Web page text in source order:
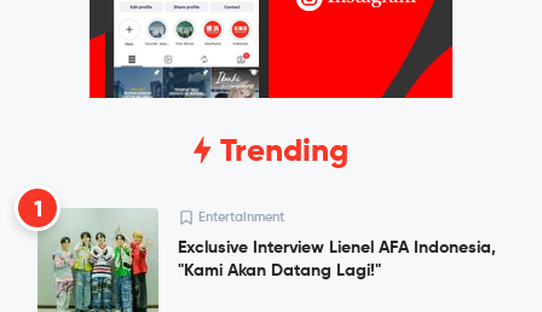
Trending
1 Entertainment
Exclusive Interview Lienel AFA Indonesia,
"Kami Akan Datang Lagi!"